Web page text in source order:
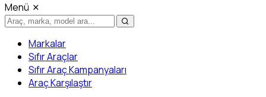
Menü
Markalar
Sıfır Araçlar
Sıfır Araç Kampanyaları
Araç Karşılaştır